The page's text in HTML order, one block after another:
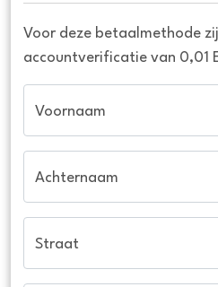
Voor deze betaalmethode
accountverificatie van 0,01
Voornaam
Achternaam
Straat